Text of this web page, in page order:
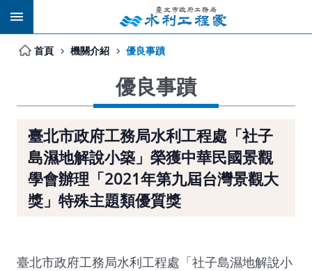
跳到主要內容區塊
首頁 機關介紹 優良事蹟
優良事蹟
臺北市政府工務局水利工程處「社子
島濕地解說小築」榮獲中華民國景觀
學會辦理「2021年第九屆台灣景觀大
獎」特殊主題類優質獎
臺北市政府工務局水利工程處「社子島濕地解說小